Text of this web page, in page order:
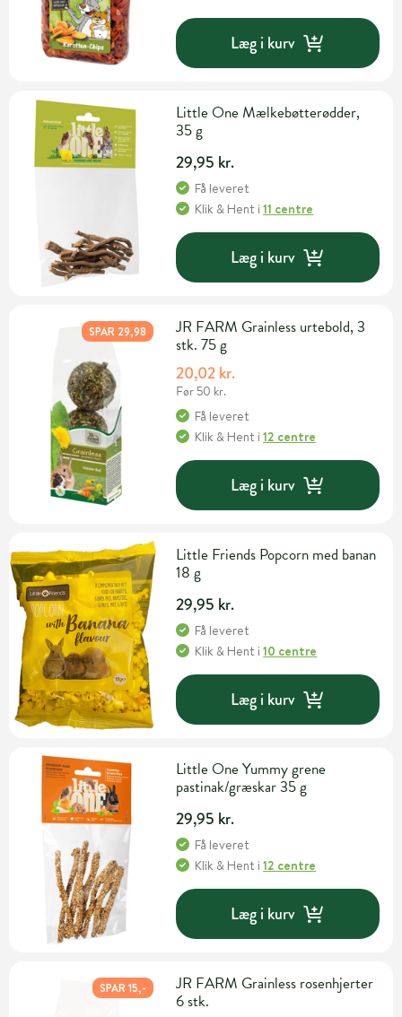
Læg i kurv
Little One Mælkebøtterødder,
35 g
29,95 kr.
Få leveret
Klik & Hent i11 centre
Læg i kurv
SPAR 29,98
JR FARM Grainless urtebold, 3
stk. 75 g
20,02 kr.
Før 50 kr.
Få leveret
Klik & Hent i12 centre
Læg i kurv
Little Friends Popcorn med banan
18 g
29,95 kr.
Få leveret
Klik & Hent i10 centre
Læg i kurv
Little One Yummy grene
pastinak/græskar 35 g
29,95 kr.
Få leveret
Klik & Hent i12 centre
Læg i kurv
SPAR 15,-
JR FARM Grainless rosenhjerter
6 stk.